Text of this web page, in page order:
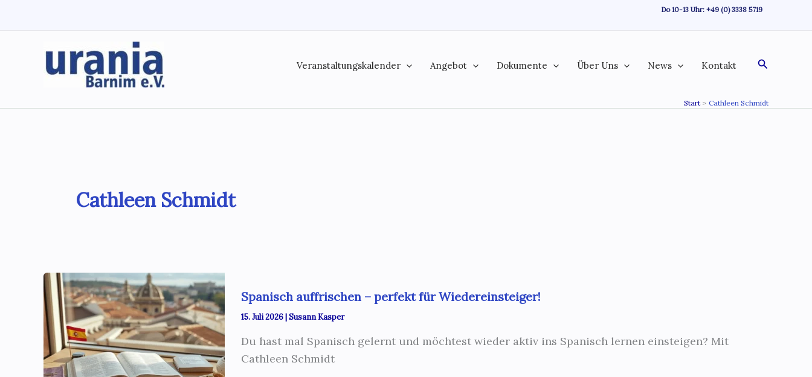
Do 10-13 Uhr: +49 (0) 3338 5719
Veranstaltungskalender Angebot Dokumente Über Uns News Kontakt Suchen
Start Cathleen Schmidt
Cathleen Schmidt
Spanisch auffrischen – perfekt für Wiedereinsteiger!
15. Juli 2026|Susann Kasper
Du hast mal Spanisch gelernt und möchtest wieder aktiv ins Spanisch lernen einsteigen? Mit
Cathleen Schmidt